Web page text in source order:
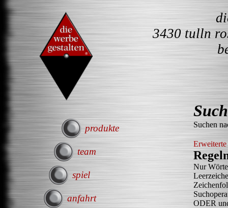
3430 tulln
produkte
team
spiel
anfahrt
Suchen
Erweiterte
Nur
ODER